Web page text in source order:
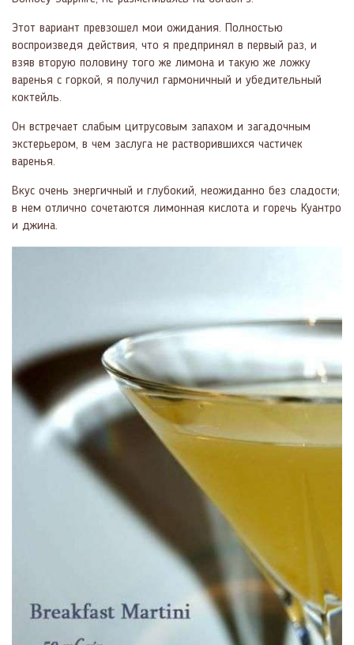
Этот вариант превзошел мои ожидания. Полностью
воспроизведя действия, что я предпринял в первый раз, и
взяв вторую половину того же лимона и такую же ложку
варенья с горкой, я получил гармоничный и убедительный
коктейль.
Он встречает слабым цитрусовым запахом и загадочным
экстерьером, в чем заслуга не растворившихся частичек
варенья.
Вкус очень энергичный и глубокий, неожиданно без сладости;
в нем отлично сочетаются лимонная кислота и горечь Куантро
и джина.